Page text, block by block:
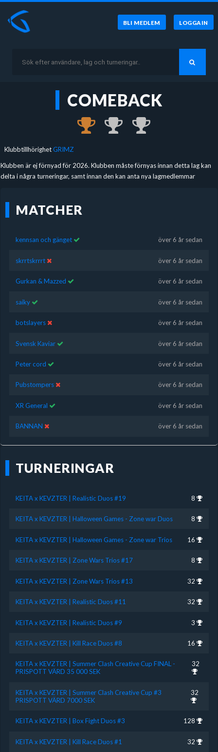
BLI MEDLEM LOGGA IN
COMEBACK
KlubbtillhörighetGRIMZ
Klubben är ej förnyad för 2026. Klubben måste förnyas innan detta lag kan
delta i några turneringar, samt innan den kan anta nya lagmedlemmar
MATCHER
kennsan och gänget över 6 år sedan
skrrtskrrrt över 6 år sedan
Gurkan & Mazzed över 6 år sedan
saiky över 6 år sedan
botslayers över 6 år sedan
Svensk Kaviar över 6 år sedan
Peter cord över 6 år sedan
Pubstompers över 6 år sedan
XR General över 6 år sedan
BANNAN över 6 år sedan
TURNERINGAR
KEITA x KEVZTER | Realistic Duos #19 8
KEITA x KEVZTER | Halloween Games - Zone war Duos 8
KEITA x KEVZTER | Halloween Games - Zone war Trios 16
KEITA x KEVZTER | Zone Wars Trios #17 8
KEITA x KEVZTER | Zone Wars Trios #13 32
KEITA x KEVZTER | Realistic Duos #11 32
KEITA x KEVZTER | Realistic Duos #9 3
KEITA x KEVZTER | Kill Race Duos #8 16
KEITA x KEVZTER | Summer Clash Creative Cup FINAL -
PRISPOTT VÄRD 35 000 SEK
32
KEITA x KEVZTER | Summer Clash Creative Cup #3
PRISPOTT VÄRD 7000 SEK
32
KEITA x KEVZTER | Box Fight Duos #3 128
KEITA x KEVZTER | Kill Race Duos #1 32